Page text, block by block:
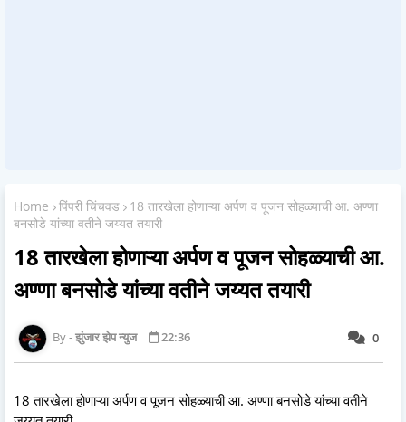
Home पिंपरी चिंचवड
18 तारखेला होणाऱ्या अर्पण व पूजन सोहळ्याची आ. अण्णा
बनसोडे यांच्या वतीने जय्यत तयारी
18 तारखेला होणाऱ्या अर्पण व पूजन सोहळ्याची आ.
अण्णा बनसोडे यांच्या वतीने जय्यत तयारी
0
झुंजार झेप न्युज 22:36
18 तारखेला होणाऱ्या अर्पण व पूजन सोहळ्याची आ. अण्णा बनसोडे यांच्या वतीने